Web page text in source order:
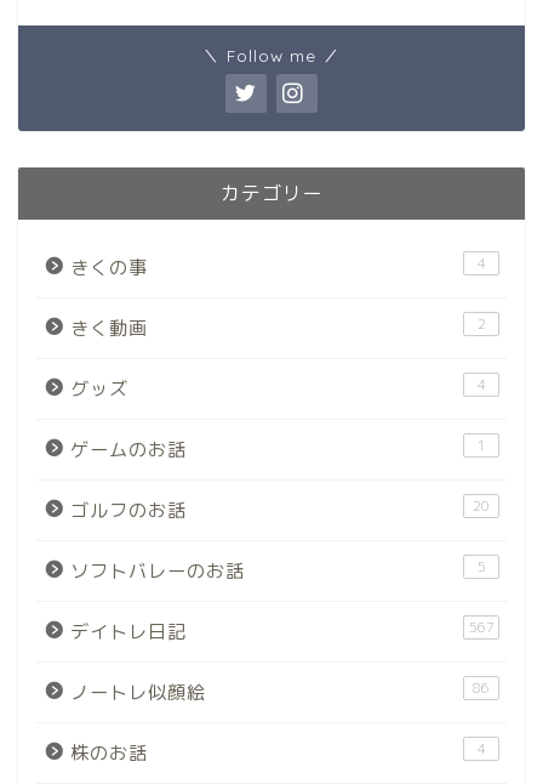
＼ Follow me ／
カテゴリー
きくの事 4
きく動画 2
グッズ 4
ゲームのお話 1
ゴルフのお話 20
ソフトバレーのお話 5
デイトレ日記 567
ノートレ似顔絵 86
株のお話 4